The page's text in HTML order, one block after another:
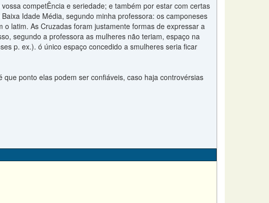
competÊncia e seriedade; e também por estar com certas
Idade Média, segundo minha professora: os camponeses
latim. As Cruzadas foram justamente formas de expressar a
segundo a professora as mulheres não teriam, espaço na
p. ex.). ó único espaço concedido a smulheres seria ficar
ponto elas podem ser confiáveis, caso haja controvérsias